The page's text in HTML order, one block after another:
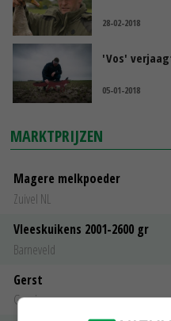
28-02-2018
'Vos'
05-01-2018
MARKTPRIJZEN
Magere melkpoeder
Zuivel NL
Vleeskuikens 2001-2600 gr
Barneveld
Gerst
Groningen